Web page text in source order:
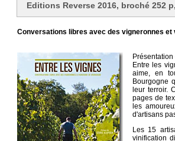
Editions Reverse 2016, broché 252
Conversations libres avec des vigneronnes et
Entre les
aime, en
Bourgogne
leur terroir.
pages de
les
d'artisans
Les 15
vinification